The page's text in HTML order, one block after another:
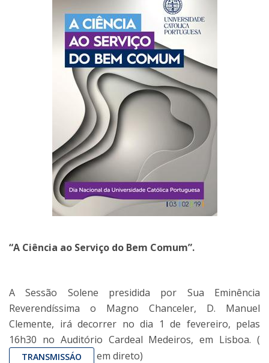
“A Ciência ao Serviço do Bem Comum”.
A Sessão Solene presidida por Sua Eminência
Reverendíssima o Magno Chanceler, D. Manuel
Clemente, irá decorrer no dia 1 de fevereiro, pelas
16h30 no Auditório Cardeal Medeiros, em Lisboa. (
TRANSMISSÁO em direto)